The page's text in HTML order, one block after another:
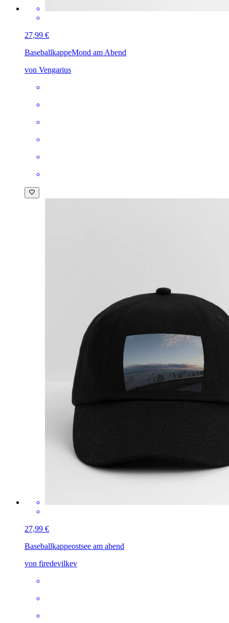
27,99 €
BaseballkappeMond am Abend
von Vengarius
27,99 €
Baseballkappeostsee am abend
von firedevilkev